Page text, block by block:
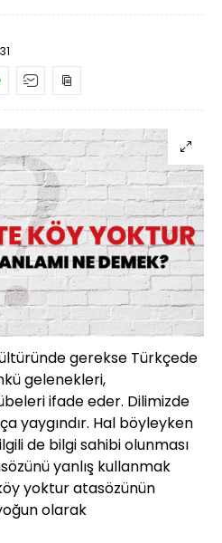
gerekse Türkçede
gelenekleri,
ifade eder. Dilimizde
yaygındır. Hal böyleyken
de bilgi sahibi olunması
yanlış kullanmak
yoktur atasözünün
olarak